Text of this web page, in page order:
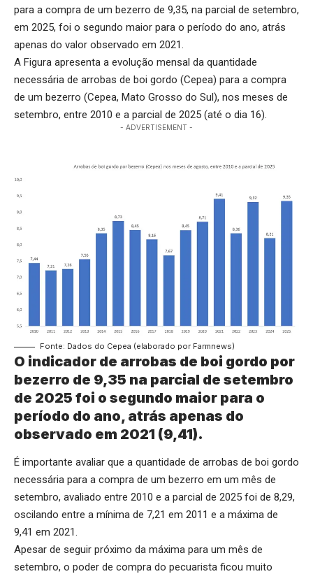
para a compra de um bezerro de 9,35, na parcial de setembro,
em 2025, foi o segundo maior para o período do ano, atrás
apenas do valor observado em 2021.
A Figura apresenta a evolução mensal da quantidade
necessária de arrobas de boi gordo (Cepea) para a compra
de um bezerro (Cepea, Mato Grosso do Sul), nos meses de
setembro, entre 2010 e a parcial de 2025 (até o dia 16).
- ADVERTISEMENT -
Fonte: Dados do Cepea (elaborado por Farmnews)
O indicador de arrobas de boi gordo por
bezerro de 9,35 na parcial de setembro
de 2025 foi o segundo maior para o
período do ano, atrás apenas do
observado em 2021 (9,41).
É importante avaliar que a quantidade de arrobas de boi gordo
necessária para a compra de um bezerro em um mês de
setembro, avaliado entre 2010 e a parcial de 2025 foi de 8,29,
oscilando entre a mínima de 7,21 em 2011 e a máxima de
9,41 em 2021.
Apesar de seguir próximo da máxima para um mês de
setembro, o poder de compra do pecuarista ficou muito